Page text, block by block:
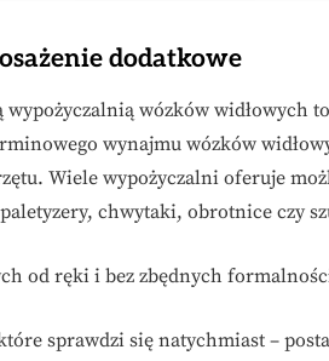
dodatkowe
wypożyczalnią wózków widłowych
wynajmu wózków
Wiele wypożyczalni oferuje
chwytaki, obrotnice czy
od ręki i bez zbędnych
sprawdzi się natychmiast –